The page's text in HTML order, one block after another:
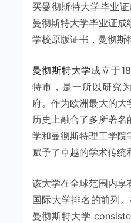
买曼彻斯特大学毕业
曼彻斯特大学毕业证成
学校原版证书，曼彻斯
曼彻斯特大学成立于
特市，是一所以研究
府。作为欧洲最大的大
历史上融合了多所著名
学和曼彻斯特理工学院
赋予了卓越的学术传统
该大学在全球范围内享
国际大学排名的前列
曼彻斯特大学